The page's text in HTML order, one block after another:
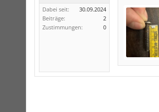
Dabei seit:
30.09.2024
Beiträge:
2
Zustimmungen:
0